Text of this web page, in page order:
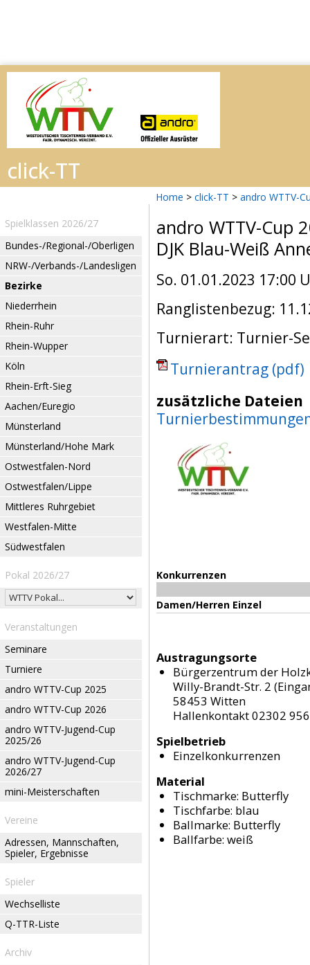
Home > click-TT > andro WTTV-
Spielklassen 2026/27
Bundes-/Regional-/Oberligen
NRW-/Verbands-/Landesligen
Bezirke
Niederrhein
Rhein-Ruhr
Rhein-Wupper
Köln
Rhein-Erft-Sieg
Aachen/Euregio
Münsterland
Münsterland/Hohe Mark
Ostwestfalen-Nord
Ostwestfalen/Lippe
Mittleres Ruhrgebiet
Westfalen-Mitte
Südwestfalen
Pokal 2026/27
Veranstaltungen
Seminare
Turniere
andro WTTV-Cup 2025
andro WTTV-Cup 2026
andro WTTV-Jugend-Cup
2025/26
andro WTTV-Jugend-Cup
2026/27
mini-Meisterschaften
Vereine
Adressen, Mannschaften,
Spieler, Ergebnisse
Spieler
Wechselliste
Q-TTR-Liste
Archiv
andro WTTV-Cup
DJK Blau-Weiß
So. 01.01.2023 17:00
Ranglistenbezug:
Turnierart: Turnier-
Turnierantrag (pdf)
zusätzliche Dateien
Konkurrenzen
Damen/Herren Einzel
Austragungsorte
Bürgerzentrum der
Willy-Brandt-Str. 2
58453 Witten
Hallenkontakt 02302
Spielbetrieb
Einzelkonkurrenzen
Material
Tischmarke: Butterfly
Tischfarbe: blau
Ballmarke: Butterfly
Ballfarbe: weiß